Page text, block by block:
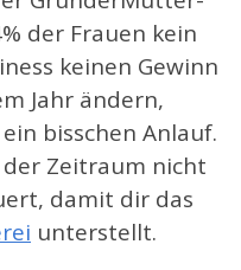
der Frauen kein
keinen Gewinn
Jahr ändern,
bisschen Anlauf.
Zeitraum nicht
damit dir das
unterstellt.